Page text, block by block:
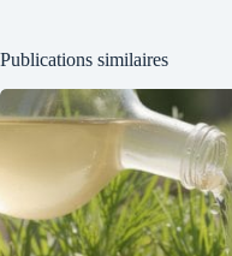
Publications similaires